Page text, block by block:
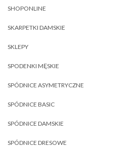
SHOPONLINE
SKARPETKI DAMSKIE
SKLEPY
SPODENKI MĘSKIE
SPÓDNICE ASYMETRYCZNE
SPÓDNICE BASIC
SPÓDNICE DAMSKIE
SPÓDNICE DRESOWE